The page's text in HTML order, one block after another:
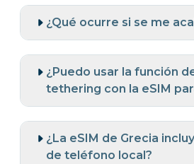
¿Qué ocurre si se me
¿Puedo usar la función
tethering con la eSIM
¿La eSIM de Grecia
de teléfono local?